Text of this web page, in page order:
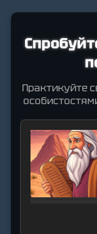
Практикуйте